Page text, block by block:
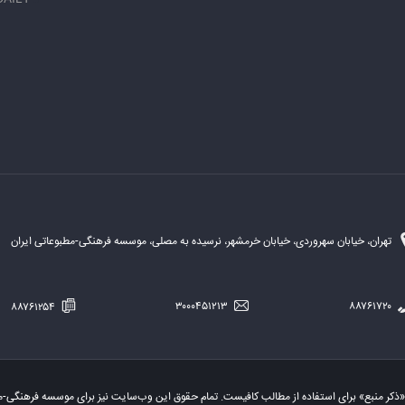
تهران، خیابان سهروردی، خیابان خرمشهر، نرسیده به مصلی، موسسه فرهنگی-مطبوعاتی ایران
«ذکر منبع» برای استفاده از مطالب کافیست. تمام حقوق این وب‌سایت نیز برای موسسه